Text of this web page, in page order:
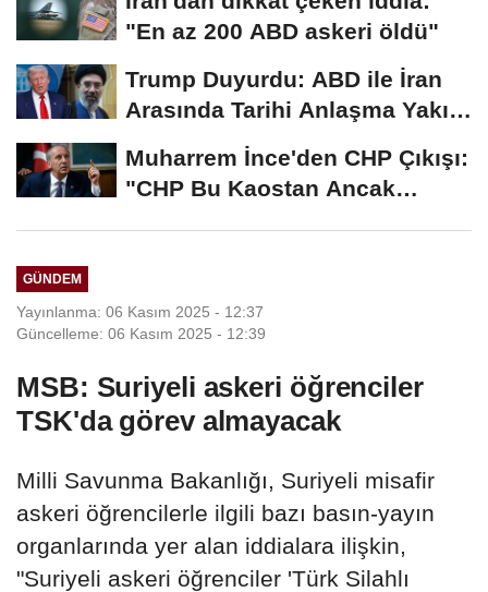
"En az 200 ABD askeri öldü"
Trump Duyurdu: ABD ile İran
Arasında Tarihi Anlaşma Yakın!
Muharrem İnce'den CHP Çıkışı:
"CHP Bu Kaostan Ancak
GÜNDEM
Yayınlanma: 06 Kasım 2025 - 12:37
Güncelleme: 06 Kasım 2025 - 12:39
MSB: Suriyeli askeri öğrenciler
TSK'da görev almayacak
Milli Savunma Bakanlığı, Suriyeli misafir
askeri öğrencilerle ilgili bazı basın-yayın
organlarında yer alan iddialara ilişkin,
"Suriyeli askeri öğrenciler 'Türk Silahlı